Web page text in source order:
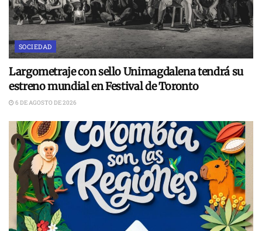
SOCIEDAD
Largometraje con sello Unimagdalena tendrá su
estreno mundial en Festival de Toronto
6 DE AGOSTO DE 2026